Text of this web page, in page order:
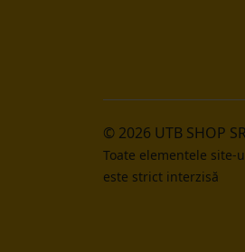
© 2026 UTB SHOP
Toate elementele site-
este strict interzisă